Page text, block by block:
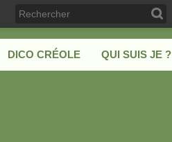
DICO CRÉOLE QUI SUIS JE ?